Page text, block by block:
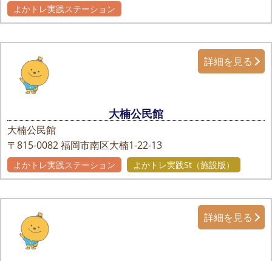
よかトレ実践ステーション
大楠公民館
大楠公民館
〒815-0082福岡市南区大楠1-22-13
詳細を見る
よかトレ実践ステーション よかトレ実践St（施設版）
詳細を見る